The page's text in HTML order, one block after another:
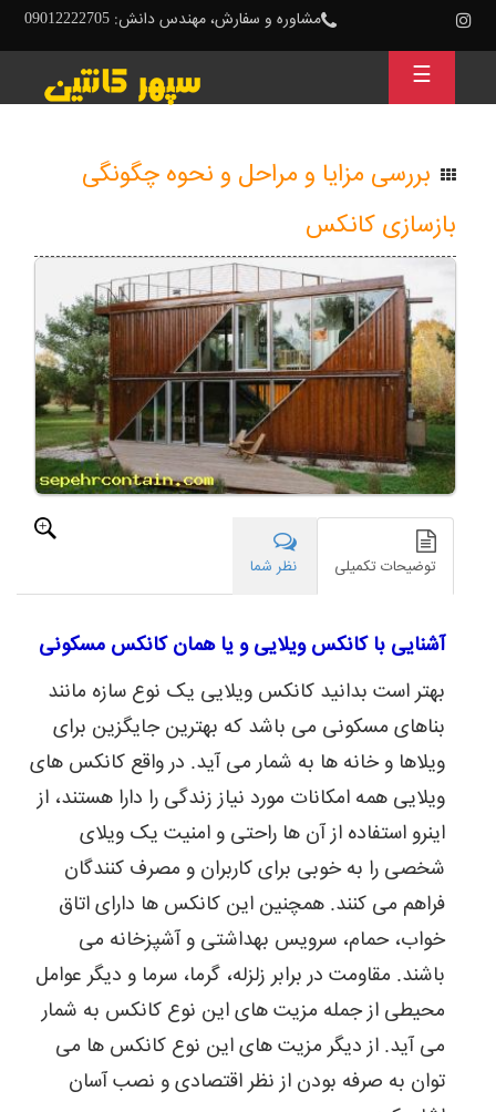
مشاوره و سفارش، مهندس دانش: 09012222705
☰
بررسی مزایا و مراحل و نحوه چگونگی
بازسازی کانکس
بازسازی
یکی
از
خدماتی
است
که
خریدار
کانکس
هر
چند
سال
یک
آن
پیدا
کند.
است
بدانید
تعمیر
جزئیات
یا
نمای
خارجی
توضیحات تکمیلی نظر شما
آشنایی با کانکس ویلایی و یا همان کانکس مسکونی
بهتر است بدانید کانکس ویلایی یک نوع سازه مانند
بناهای مسکونی می باشد که بهترین جایگزین برای
ویلاها و خانه ها به شمار می آید. در واقع کانکس های
ویلایی همه امکانات مورد نیاز زندگی را دارا هستند، از
اینرو استفاده از آن ها راحتی و امنیت یک ویلای
شخصی را به خوبی برای کاربران و مصرف کنندگان
فراهم می کنند. همچنین این کانکس ها دارای اتاق
خواب، حمام، سرویس بهداشتی و آشپزخانه می
باشند. مقاومت در برابر زلزله، گرما، سرما و دیگر عوامل
محیطی از جمله مزیت های این نوع کانکس به شمار
می آید. از دیگر مزیت های این نوع کانکس ها می
توان به صرفه بودن از نظر اقتصادی و نصب آسان